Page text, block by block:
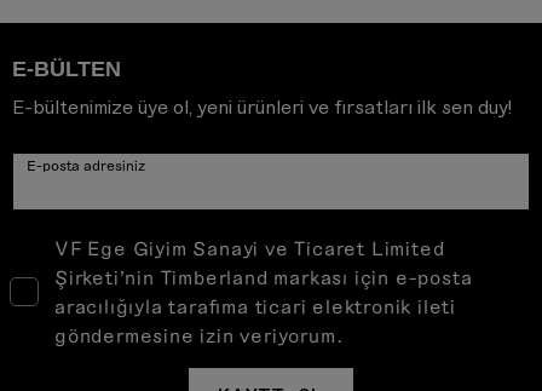
E-BÜLTEN
E-bültenimize üye ol, yeni ürünleri ve fırsatları ilk sen duy!
E-posta adresiniz
VF Ege Giyim Sanayi ve Ticaret Limited
Şirketi’nin Timberland markası için e-posta
aracılığıyla tarafıma ticari elektronik ileti
göndermesine izin veriyorum.